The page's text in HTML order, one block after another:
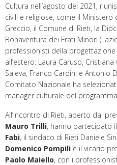
Cultura nell’agosto del 2021,
civili e religiose, come il Ministero
Greccio, il Comune di Rieti, la
Bonaventura dei Frati Minori
professionisti della
all’estero: Laura Caruso,
Saieva, Franco Cardini e Antonio
Comitato Nazionale ha
manager culturale del
All’incontro di Rieti, aperto dal
Mauro Trilli, hanno partecipato
Fabi, il sindaco di Rieti Daniele
Domenico Pompili e il vicario
Paolo Maiello, con i